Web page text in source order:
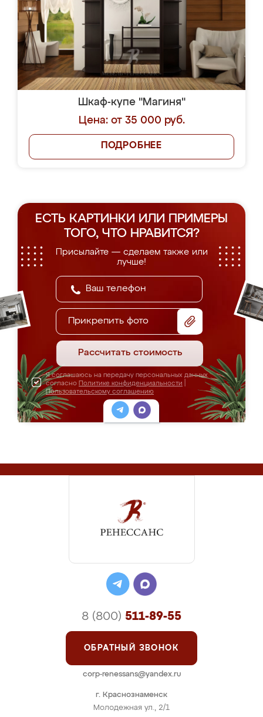
Шкаф-купе "Магиня"
Цена: от 35 000 руб.
ПОДРОБНЕЕ
ЕСТЬ КАРТИНКИ ИЛИ ПРИМЕРЫ
ТОГО, ЧТО НРАВИТСЯ?
Присылайте — сделаем также или
лучше!
Прикрепить фото
Рассчитать стоимость
Я соглашаюсь на передачу персональных данных
согласно Политике конфиденциальности
Пользовательскому соглашению
г. Краснознаменск
Молодежная ул., 2/1
8 (800) 511-89-55
ОБРАТНЫЙ ЗВОНОК
corp-renessans@yandex.ru